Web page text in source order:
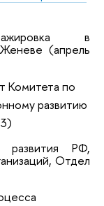
в
Женеве (апрель
Комитета по
развитию
развития РФ,
Отдел